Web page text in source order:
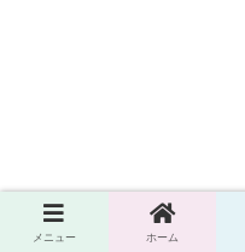
メニュー ホーム